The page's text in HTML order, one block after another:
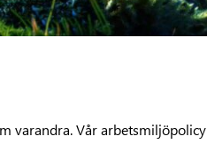
varandra. Vår arbetsmiljöpolicy